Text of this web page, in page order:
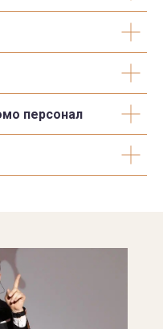
персонал